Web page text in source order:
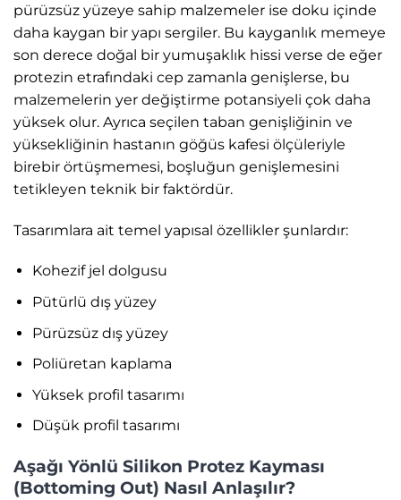
pürüzsüz yüzeye sahip malzemeler ise doku içinde
daha kaygan bir yapı sergiler. Bu kayganlık memeye
son derece doğal bir yumuşaklık hissi verse de eğer
protezin etrafındaki cep zamanla genişlerse, bu
malzemelerin yer değiştirme potansiyeli çok daha
yüksek olur. Ayrıca seçilen taban genişliğinin ve
yüksekliğinin hastanın göğüs kafesi ölçüleriyle
birebir örtüşmemesi, boşluğun genişlemesini
tetikleyen teknik bir faktördür.
Tasarımlara ait temel yapısal özellikler şunlardır:
Kohezif jel dolgusu
Pütürlü dış yüzey
Pürüzsüz dış yüzey
Poliüretan kaplama
Yüksek profil tasarımı
Düşük profil tasarımı
Aşağı Yönlü Silikon Protez Kayması
(Bottoming Out) Nasıl Anlaşılır?